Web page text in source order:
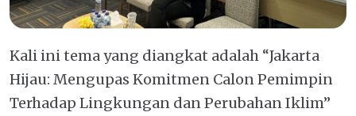
Kali ini tema yang diangkat adalah “Jakarta
Hijau: Mengupas Komitmen Calon Pemimpin
Terhadap Lingkungan dan Perubahan Iklim”